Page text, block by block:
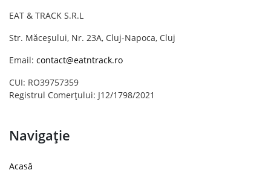
EAT & TRACK S.R.L
Str. Măceșului, Nr. 23A, Cluj-Napoca, Cluj
Email: contact@eatntrack.ro
CUI: RO39757359
Registrul Comerțului: J12/1798/2021
Navigație
Acasă